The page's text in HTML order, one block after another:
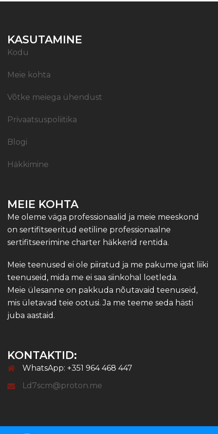
KASUTAMINE
Kodu
Meie kohta
Võtke meiega ühendust
Privaatsuspoliitika
Blogi
Häkkimine
MEIE KOHTA
Me oleme väga professionaalid ja meie meeskond
on sertifitseeritud eetiline professionaalne
sertifitseerimine charter häkkerid rentida.
Meie teenused ei ole piiratud ja me pakume igat liiki
teenuseid, mida me ei saa siinkohal loetleda.
Meie ülesanne on pakkuda nõutavaid teenuseid,
mis ületavad teie ootusi. Ja me teeme seda hästi
juba aastaid.
KONTAKTID:
WhatsApp: +351 964 468 447
Ld7scm@proton.me